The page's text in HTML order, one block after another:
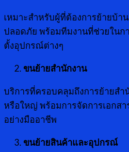
เหมาะสำหรับผู้ที่ต้องการย้ายบ้า
ปลอดภัย พร้อมทีมงานที่ช่วยในก
ตั้งอุปกรณ์ต่างๆ
ขนย้ายสำนักงาน
บริการที่ครอบคลุมถึงการย้ายสำ
หรือใหญ่ พร้อมการจัดการเอกส
อย่างมืออาชีพ
ขนย้ายสินค้าและอุปกรณ์